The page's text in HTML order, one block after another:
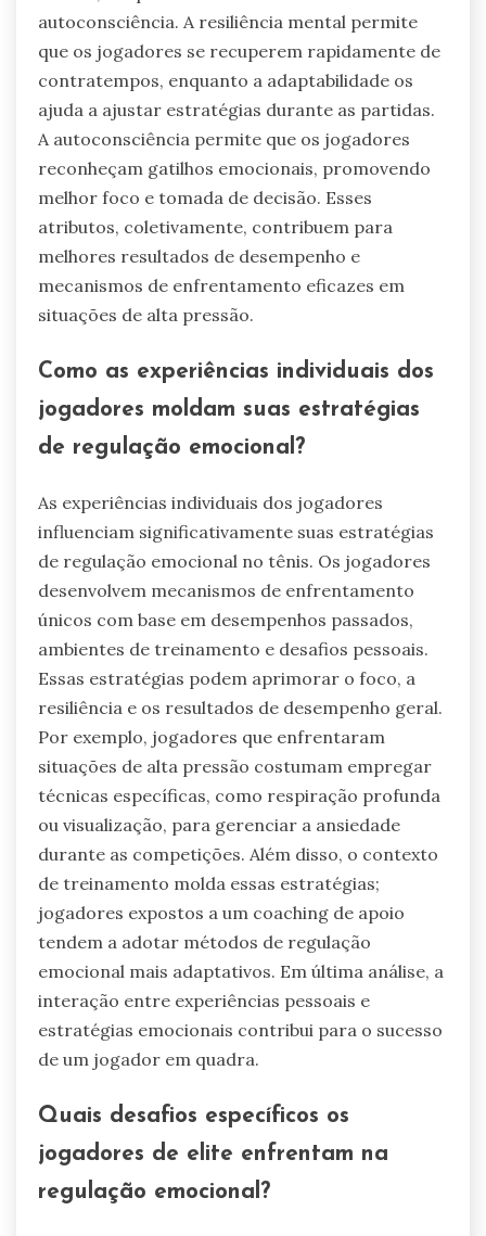
autoconsciência. A resiliência mental permite
que os jogadores se recuperem rapidamente de
contratempos, enquanto a adaptabilidade os
ajuda a ajustar estratégias durante as partidas.
A autoconsciência permite que os jogadores
reconheçam gatilhos emocionais, promovendo
melhor foco e tomada de decisão. Esses
atributos, coletivamente, contribuem para
melhores resultados de desempenho e
mecanismos de enfrentamento eficazes em
situações de alta pressão.
Como as experiências individuais dos
jogadores moldam suas estratégias
de regulação emocional?
As experiências individuais dos jogadores
influenciam significativamente suas estratégias
de regulação emocional no tênis. Os jogadores
desenvolvem mecanismos de enfrentamento
únicos com base em desempenhos passados,
ambientes de treinamento e desafios pessoais.
Essas estratégias podem aprimorar o foco, a
resiliência e os resultados de desempenho geral.
Por exemplo, jogadores que enfrentaram
situações de alta pressão costumam empregar
técnicas específicas, como respiração profunda
ou visualização, para gerenciar a ansiedade
durante as competições. Além disso, o contexto
de treinamento molda essas estratégias;
jogadores expostos a um coaching de apoio
tendem a adotar métodos de regulação
emocional mais adaptativos. Em última análise, a
interação entre experiências pessoais e
estratégias emocionais contribui para o sucesso
de um jogador em quadra.
Quais desafios específicos os
jogadores de elite enfrentam na
regulação emocional?